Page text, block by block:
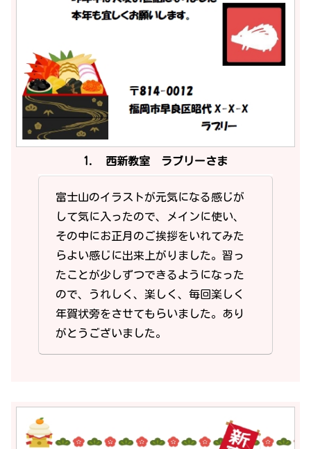
1. 西新教室 ラブリーさま
富士山のイラストが元気になる感じが
して気に入ったので、メインに使い、
その中にお正月のご挨拶をいれてみた
らよい感じに出来上がりました。習っ
たことが少しずつできるようになった
ので、うれしく、楽しく、毎回楽しく
年賀状旁をさせてもらいました。あり
がとうございました。